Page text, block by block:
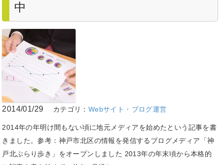
中
2014/01/29 カテゴリ： Webサイト・ブログ運営
2014年の年明け間もない頃に地元メディアを始めたという記事を書
きました。参考：神戸市北区の情報を発信するブログメディア「神
戸北ぶらり歩き」をオープンしました 2013年の年末頃から本格的